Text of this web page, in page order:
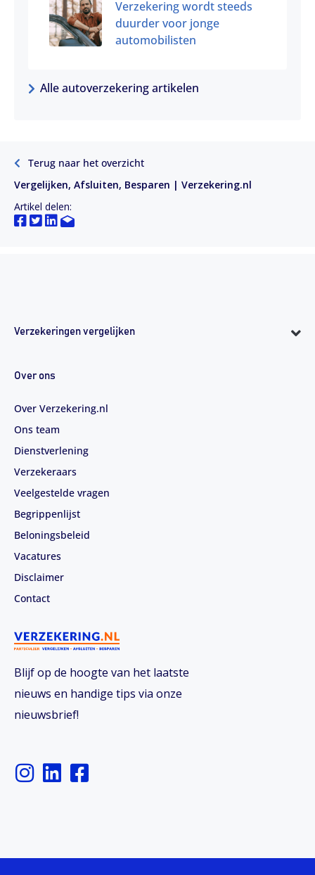
Verzekering wordt steeds
duurder voor jonge
automobilisten
Alle autoverzekering artikelen
Terug naar het overzicht
Vergelijken, Afsluiten, Besparen | Verzekering.nl
Artikel delen:
Blijf op de hoogte van het laatste
nieuws en handige tips via onze
nieuwsbrief!
I
n
g
L
i
d
F
a
o
Verzekeringen vergelijken
Over ons
Over Verzekering.nl
Ons team
Dienstverlening
Verzekeraars
Veelgestelde vragen
Begrippenlijst
Beloningsbeleid
Vacatures
Disclaimer
Contact